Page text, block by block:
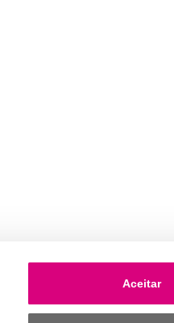
Aceitar